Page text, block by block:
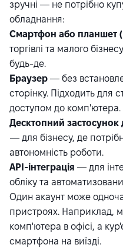
зручні — не потрібно
обладнання:
Смартфон або планшет
торгівлі та малого
будь-де.
Браузер — без
сторінку. Підходить для
доступом до комп'ютера.
Десктопний
— для бізнесу, де
автономність роботи.
API-інтеграція — для
обліку та
Один акаунт може
пристроях. Наприклад,
комп'ютера в офісі, а
смартфона на виїзді.